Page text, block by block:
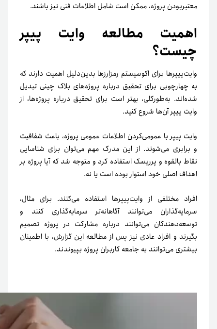
معتبر‌بودن پروژه، ممکن است شامل اطلاعات فنی نیز باشند.
اهمیت مطالعه وایت پیپر
چیست؟
وایت‌پیپرها برای اکوسیستم رمزارزها بدین‌دلیل اهمیت دارند که
به چهارچوبی برای تحقیق درباره پروژه‌های بلاک چینی تبدیل
شده‌اند. به‌طورکلی، بهتر است برای تحقیق درباره پروژه‌‌ها، از
وایت پیپر آن‌ها شروع کنید.
وایت پیپر با عمومی‌کردن اطلاعات عمومی پروژه، باعث شفافیت
و برابری می‌شوند. از این مدرک مهم می‌توان برای شناسایی
نقاط بالقوه و پرریسک استفاده کرد و متوجه شد که آیا پروژه بر
اهداف اصلی خود استوار بوده است یا نه.
افراد مختلفی از وایت‌پیپرها استفاده می‌کنند. برای مثال،
سرمایه‌گذاران می‌توانند آگاهانه‌تر سرمایه‌گذاری کنند و
توسعه‌دهندگان می‌توانند درباره مشارکت در پروژه تصمیم
بگیرند و افراد عادی نیز پس از مطالعه این گزارش، با اطمینان
بیشتری می‌توانند به جامعه کاربران پروژه بپیوندند.